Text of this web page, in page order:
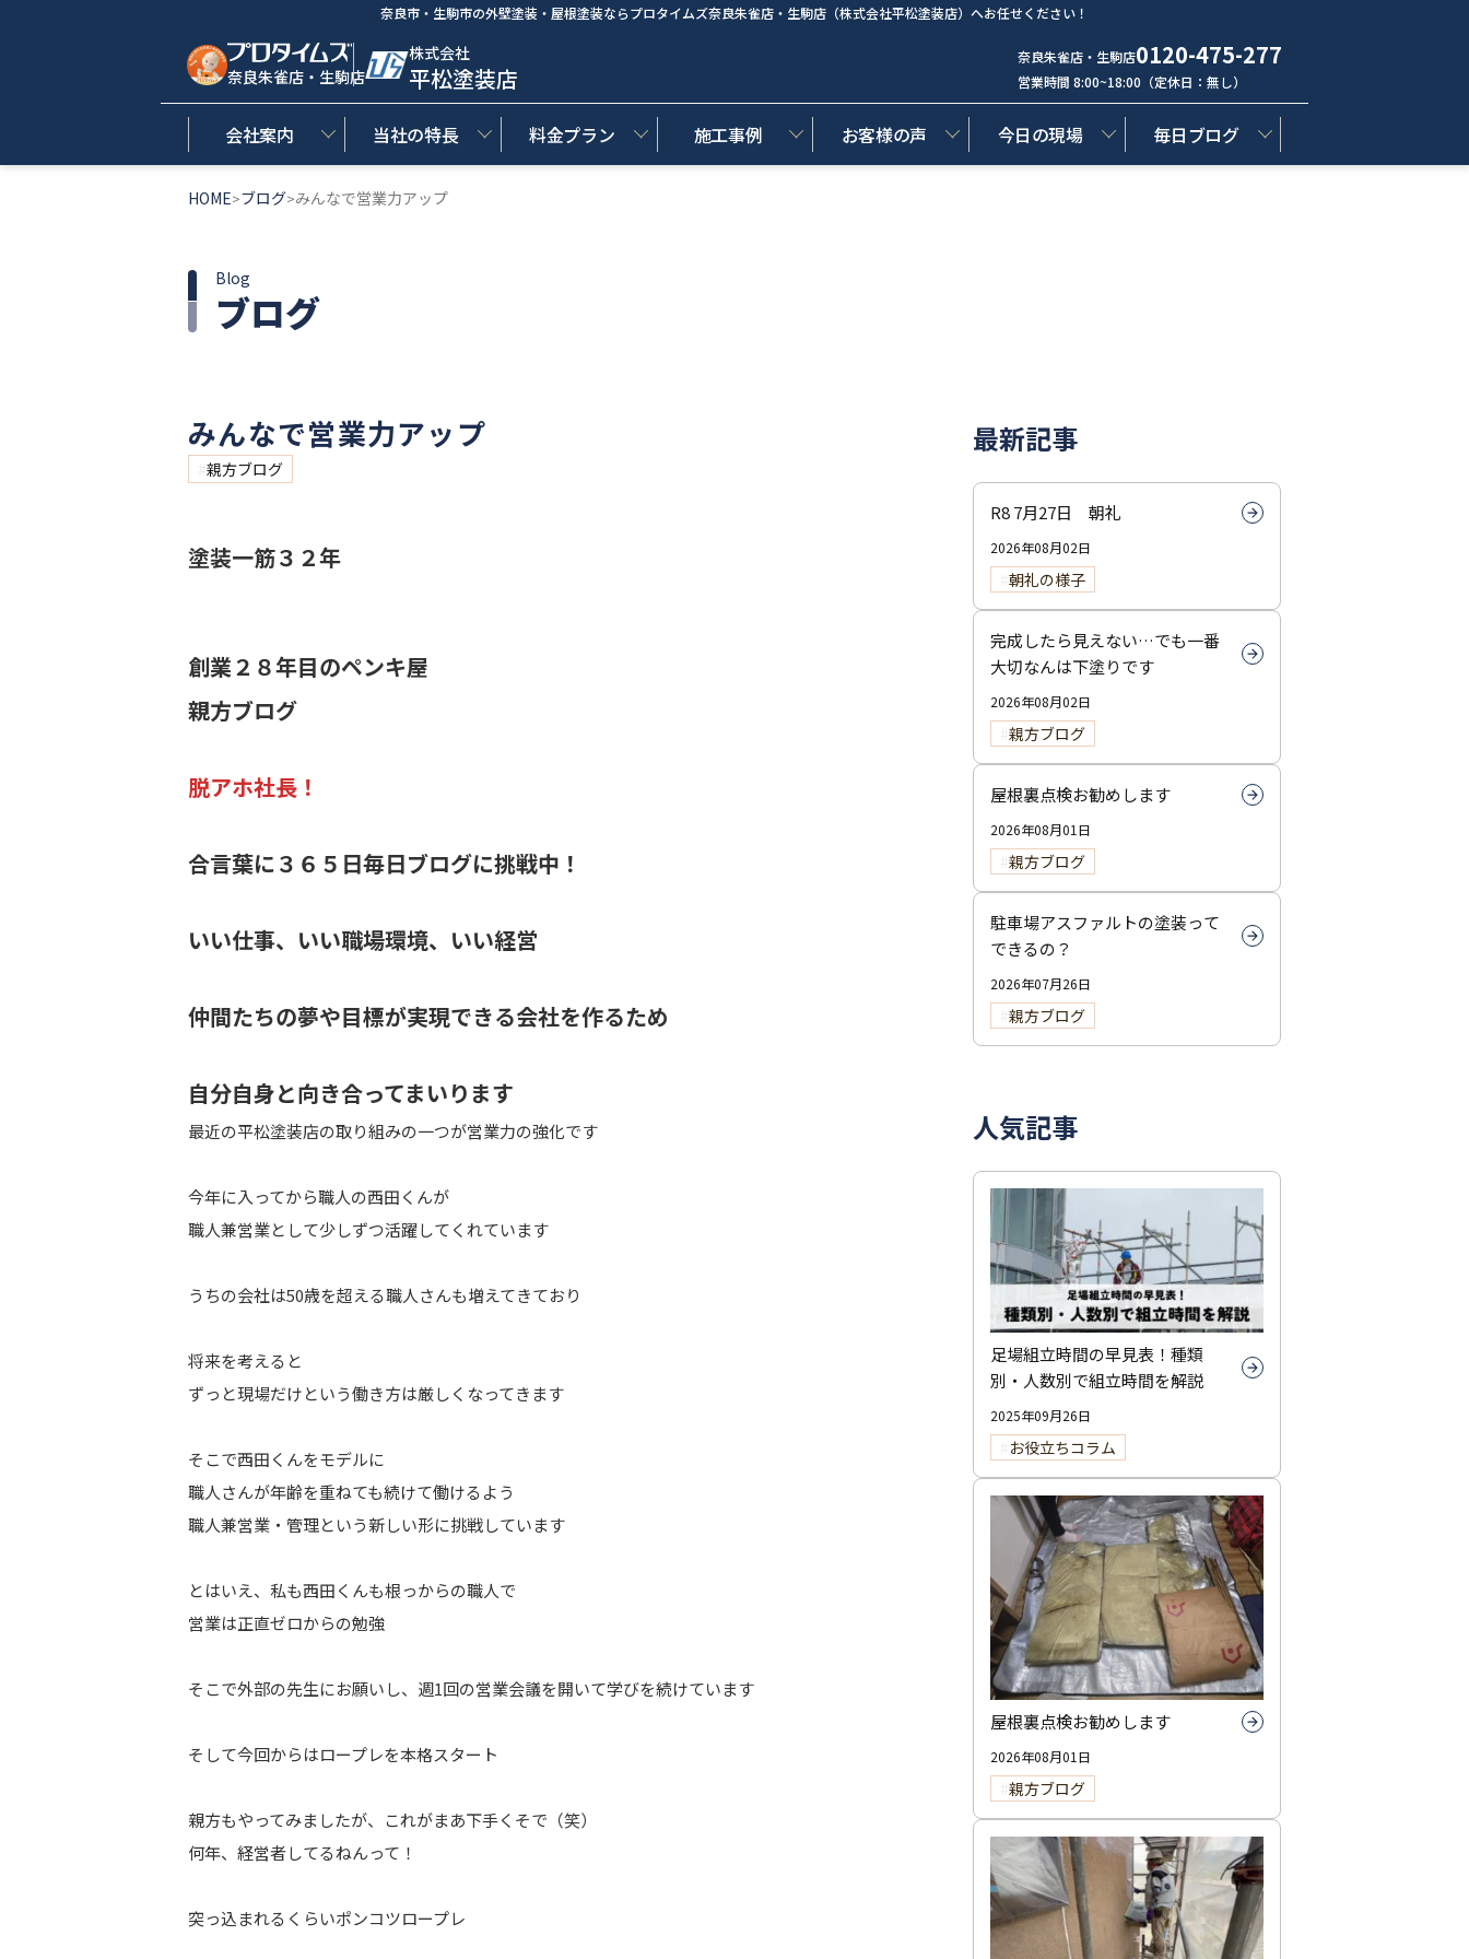
奈良市・生駒市の外壁塗装・屋根塗装ならプロタイムズ奈良朱雀店・生駒店（株式会社平松塗装店）へお任せください！
奈良朱雀店・生駒店
株式会社
平松塗装店
奈良朱雀店・生駒店0120-475-277
営業時間 8:00~18:00（定休日：無し）
会社案内 当社の特長 料金プラン 施工事例 お客様の声 今日の現場 毎日ブログ
HOME>ブログ>みんなで営業力アップ
ブログ
Blog
みんなで営業力アップ
親方ブログ
塗装一筋３２年
創業２８年目のペンキ屋
親方ブログ
脱アホ社長！
合言葉に３６５日毎日ブログに挑戦中！
いい仕事、いい職場環境、いい経営
仲間たちの夢や目標が実現できる会社を作るため
自分自身と向き合ってまいります
最近の平松塗装店の取り組みの一つが営業力の強化です
今年に入ってから職人の西田くんが
職人兼営業として少しずつ活躍してくれています
うちの会社は50歳を超える職人さんも増えてきており
将来を考えると
ずっと現場だけという働き方は厳しくなってきます
そこで西田くんをモデルに
職人さんが年齢を重ねても続けて働けるよう
職人兼営業・管理という新しい形に挑戦しています
とはいえ、私も西田くんも根っからの職人で
営業は正直ゼロからの勉強
そこで外部の先生にお願いし、週1回の営業会議を開いて学びを続けています
そして今回からはロープレを本格スタート
親方もやってみましたが、これがまあ下手くそで（笑）
何年、経営者してるねんって！
突っ込まれるくらいポンコツロープレ
最新記事
R8 7月27日 朝礼
2026年08月02日
朝礼の様子
完成したら見えない…でも一番
大切なんは下塗りです
2026年08月02日
親方ブログ
屋根裏点検お勧めします
2026年08月01日
親方ブログ
駐車場アスファルトの塗装って
できるの？
2026年07月26日
親方ブログ
人気記事
足場組立時間の早見表！種類
別・人数別で組立時間を解説
2025年09月26日
お役立ちコラム
屋根裏点検お勧めします
2026年08月01日
親方ブログ